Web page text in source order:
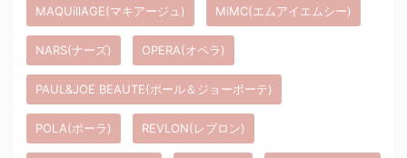
MAQUillAGE(マキアージュ) MiMC(エムアイエムシー)
NARS(ナーズ) OPERA(オペラ)
PAUL&JOE BEAUTE(ポール＆ジョーボーテ)
POLA(ポーラ) REVLON(レブロン)